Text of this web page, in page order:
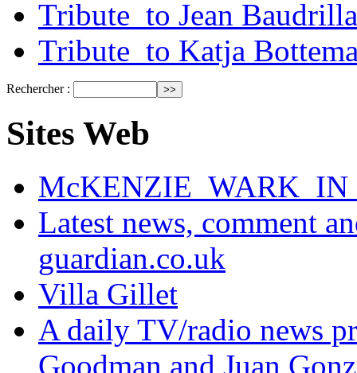
Tribute_to Jean
Tribute_to Katja
Rechercher :
Sites Web
Latest news, comment
guardian.co.uk
Villa Gillet
A daily TV/radio news
Goodman and Juan